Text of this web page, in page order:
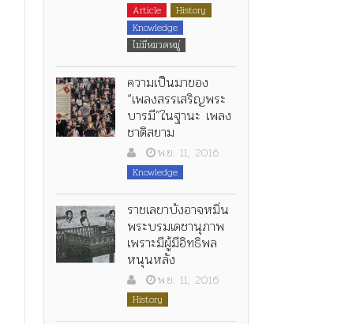
Article
History
Knowledge
ไม่มีหมวดหมู่
ความเป็นมาของ
“เพลงสรรเสริญพระ
บารมี”ในฐานะ เพลง
ชาติสยาม
พ.ย. 11, 2016
Knowledge
ราชเลขาบังอาจหมิ่น
พระบรมเดชานุภาพ
เพราะมีผู้มีอิทธิพล
หนุนหลัง
พ.ย. 11, 2016
History